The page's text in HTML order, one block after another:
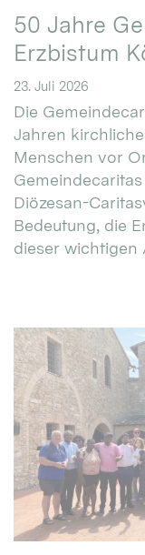
50 Jahre
Erzbistum
23. Juli 2026
Die
Jahren
Menschen vor
Diözesan-
Bedeutung, die
dieser wichtigen